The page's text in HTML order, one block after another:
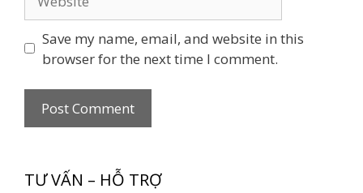
Save my name, email, and website in this
browser for the next time I comment.
TƯ VẤN – HỖ TRỢ